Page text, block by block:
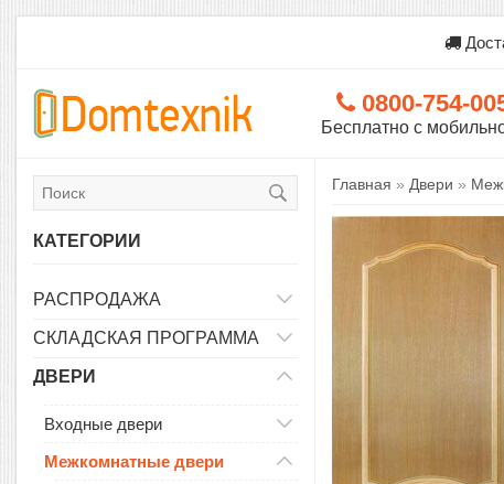
0800-754-
Бесплатно с
КАТЕГОРИИ
РАСПРОДАЖА
СКЛАДСКАЯ ПРОГРАММА
ДВЕРИ
Входные двери
Межкомнатные двери
Главная » Двери »